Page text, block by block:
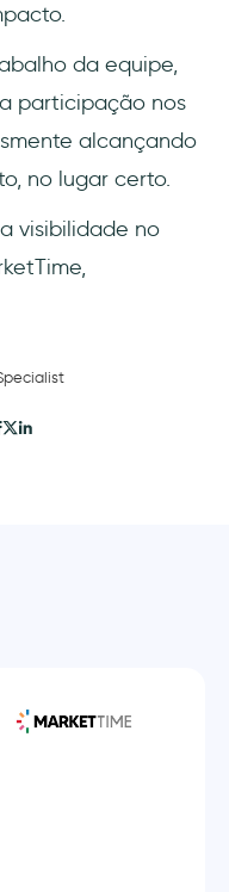
da equipe,
participação nos
alcançando
no lugar certo.
visibilidade no